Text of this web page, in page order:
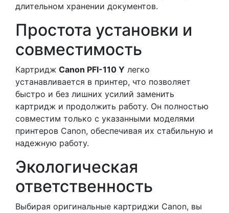
длительном хранении документов.
Простота установки и
совместимость
Картридж Canon PFI-110 Y легко
устанавливается в принтер, что позволяет
быстро и без лишних усилий заменить
картридж и продолжить работу. Он полностью
совместим только с указанными моделями
принтеров Canon, обеспечивая их стабильную и
надежную работу.
Экологическая
ответственность
Выбирая оригинальные картриджи Canon, вы